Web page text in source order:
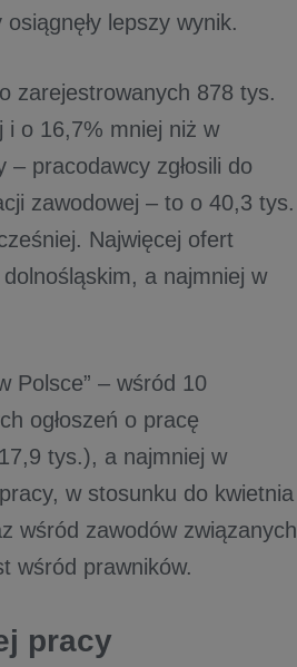
lepszy wynik.
zarejestrowanych 878 tys.
i o 16,7% mniej niż w
pracodawcy zgłosili do
zawodowej – to o 40,3 tys.
Najwięcej ofert
a najmniej w
Polsce” – wśród 10
ogłoszeń o pracę
tys.), a najmniej w
w stosunku do kwietnia
wśród zawodów związanych
wśród prawników.
pracy